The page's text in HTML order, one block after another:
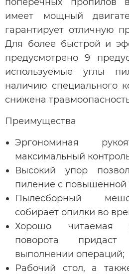
имеет мощный
гарантирует отличную
Для более быстрой и
предусмотрено 9
используемые углы
наличию специального
снижена
Преимущества
Эргономиная
максимальный
Высокий упор
пиление с повышенной
Пылесборный
собирает опилки во
Хорошо читаемая
поворота
выполнении операций;
Рабочий стол, а